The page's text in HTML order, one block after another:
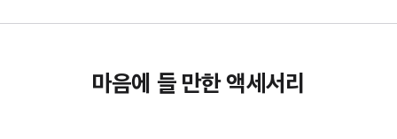
마음에 들 만한 액세서리